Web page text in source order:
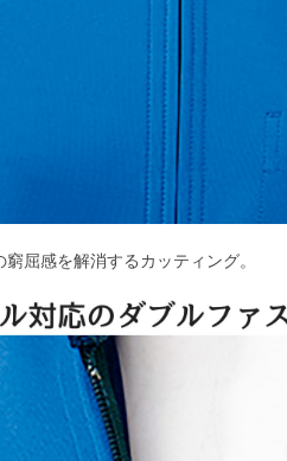
屈感を解消するカッティング。